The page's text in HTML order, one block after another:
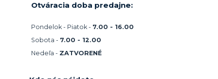
Otváracia doba predajne:
Pondelok - Piatok - 7.00 - 16.00
Sobota - 7.00 - 12.00
Nedeľa - ZATVORENÉ